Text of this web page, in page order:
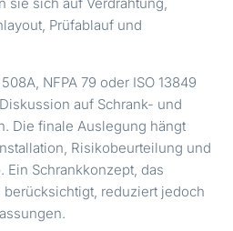
Prüfablauf und
NFPA 79 oder ISO 13849
auf Schrank- und
Die finale Auslegung hängt
Risikobeurteilung und
Schrankkonzept, das
reduziert jedoch